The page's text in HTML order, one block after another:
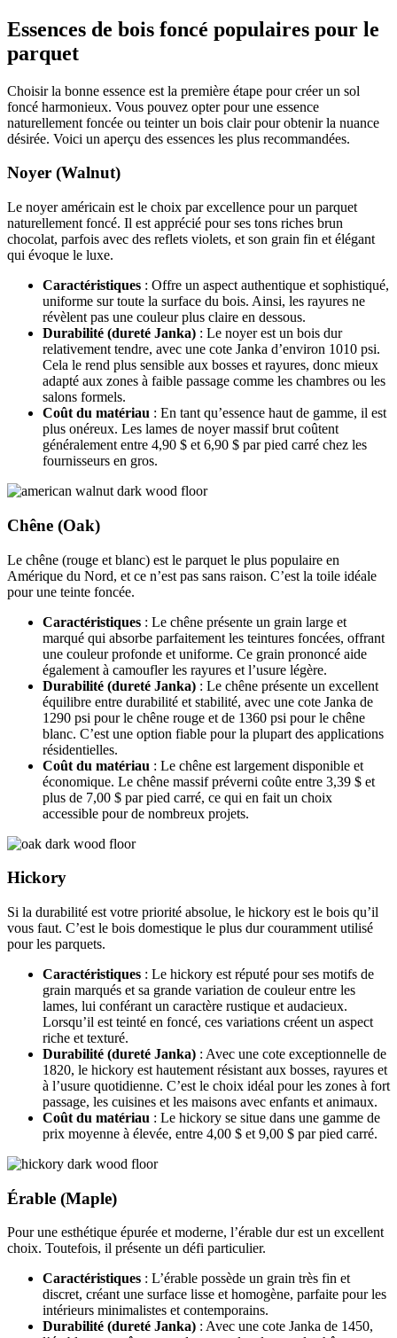
Essences de bois foncé populaires pour le
parquet
Choisir la bonne essence est la première étape pour créer un sol
foncé harmonieux. Vous pouvez opter pour une essence
naturellement foncée ou teinter un bois clair pour obtenir la nuance
désirée. Voici un aperçu des essences les plus recommandées.
Noyer (Walnut)
Le noyer américain est le choix par excellence pour un parquet
naturellement foncé. Il est apprécié pour ses tons riches brun
chocolat, parfois avec des reflets violets, et son grain fin et élégant
qui évoque le luxe.
Caractéristiques : Offre un aspect authentique et sophistiqué,
uniforme sur toute la surface du bois. Ainsi, les rayures ne
révèlent pas une couleur plus claire en dessous.
Durabilité (dureté Janka) : Le noyer est un bois dur
relativement tendre, avec une cote Janka d’environ 1010 psi.
Cela le rend plus sensible aux bosses et rayures, donc mieux
adapté aux zones à faible passage comme les chambres ou les
salons formels.
Coût du matériau : En tant qu’essence haut de gamme, il est
plus onéreux. Les lames de noyer massif brut coûtent
généralement entre 4,90 $ et 6,90 $ par pied carré chez les
fournisseurs en gros.
Chêne (Oak)
Le chêne (rouge et blanc) est le parquet le plus populaire en
Amérique du Nord, et ce n’est pas sans raison. C’est la toile idéale
pour une teinte foncée.
Caractéristiques : Le chêne présente un grain large et
marqué qui absorbe parfaitement les teintures foncées, offrant
une couleur profonde et uniforme. Ce grain prononcé aide
également à camoufler les rayures et l’usure légère.
Durabilité (dureté Janka) : Le chêne présente un excellent
équilibre entre durabilité et stabilité, avec une cote Janka de
1290 psi pour le chêne rouge et de 1360 psi pour le chêne
blanc. C’est une option fiable pour la plupart des applications
résidentielles.
Coût du matériau : Le chêne est largement disponible et
économique. Le chêne massif préverni coûte entre 3,39 $ et
plus de 7,00 $ par pied carré, ce qui en fait un choix
accessible pour de nombreux projets.
Hickory
Si la durabilité est votre priorité absolue, le hickory est le bois qu’il
vous faut. C’est le bois domestique le plus dur couramment utilisé
pour les parquets.
Caractéristiques : Le hickory est réputé pour ses motifs de
grain marqués et sa grande variation de couleur entre les
lames, lui conférant un caractère rustique et audacieux.
Lorsqu’il est teinté en foncé, ces variations créent un aspect
riche et texturé.
Durabilité (dureté Janka) : Avec une cote exceptionnelle de
1820, le hickory est hautement résistant aux bosses, rayures et
à l’usure quotidienne. C’est le choix idéal pour les zones à fort
passage, les cuisines et les maisons avec enfants et animaux.
Coût du matériau : Le hickory se situe dans une gamme de
prix moyenne à élevée, entre 4,00 $ et 9,00 $ par pied carré.
Érable (Maple)
Pour une esthétique épurée et moderne, l’érable dur est un excellent
choix. Toutefois, il présente un défi particulier.
Caractéristiques : L’érable possède un grain très fin et
discret, créant une surface lisse et homogène, parfaite pour les
intérieurs minimalistes et contemporains.
Durabilité (dureté Janka) : Avec une cote Janka de 1450,